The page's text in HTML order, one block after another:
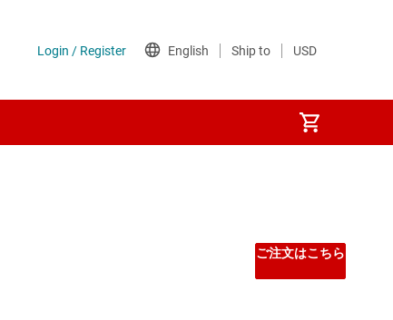
ご注文はこちら